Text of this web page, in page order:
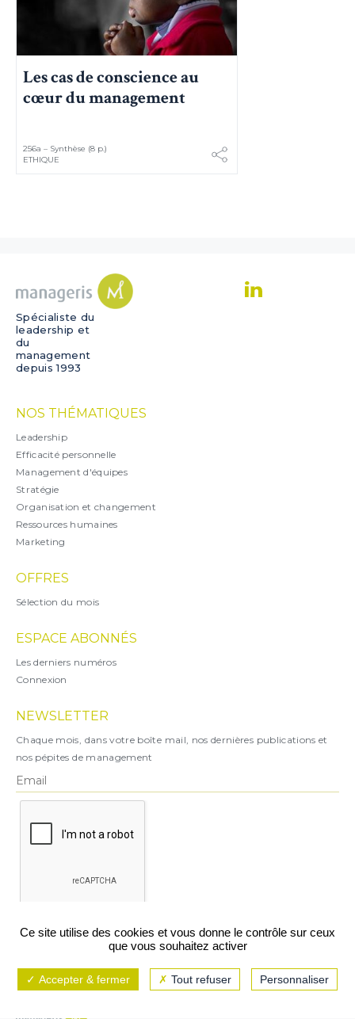
Les cas de conscience au
cœur du management
256a – Synthèse (8 p.)
ETHIQUE
Spécialiste du
leadership et
du
management
depuis 1993
NOS THÉMATIQUES
Leadership
Efficacité personnelle
Management d'équipes
Stratégie
Organisation et changement
Ressources humaines
Marketing
OFFRES
Sélection du mois
ESPACE ABONNÉS
Les derniers numéros
Connexion
NEWSLETTER
Chaque mois, dans votre boîte mail, nos dernières publications et
nos pépites de management
Ce site utilise des cookies et vous donne le contrôle sur ceux
que vous souhaitez activer
Accepter & fermer Tout refuser Personnaliser